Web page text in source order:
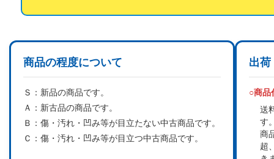
商品の程度について
Ｓ： 新品の商品です。
Ａ： 新古品の商品です。
Ｂ： 傷・汚れ・凹み等が目立たない中古商品です。
Ｃ： 傷・汚れ・凹み等が目立つ中古商品です。
出荷
○商品
送
す
商
超